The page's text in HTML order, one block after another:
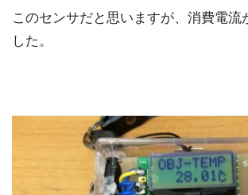
このセンサだと思いますが、消費電流
した。